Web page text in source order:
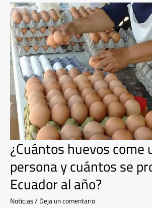
¿Cuántos huevos come
persona y cuántos se
Ecuador al año?
Noticias/Deja un comentario
¿Cuántos
huevos
come
una
persona
y
cuántos
se
producen
en
Ecuador
al
año?